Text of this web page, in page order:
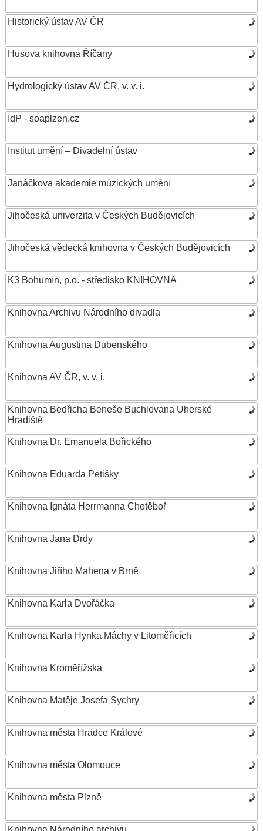
Historický ústav AV ČR
Husova knihovna Říčany
Hydrologický ústav AV ČR, v. v. i.
IdP - soaplzen.cz
Institut umění – Divadelní ústav
Janáčkova akademie múzických umění
Jihočeská univerzita v Českých Budějovicích
Jihočeská vědecká knihovna v Českých Budějovicích
K3 Bohumín, p.o. - středisko KNIHOVNA
Knihovna Archivu Národního divadla
Knihovna Augustina Dubenského
Knihovna AV ČR, v. v. i.
Knihovna Bedřicha Beneše Buchlovana Uherské
Hradiště
Knihovna Dr. Emanuela Bořického
Knihovna Eduarda Petišky
Knihovna Ignáta Herrmanna Chotěboř
Knihovna Jana Drdy
Knihovna Jiřího Mahena v Brně
Knihovna Karla Dvořáčka
Knihovna Karla Hynka Máchy v Litoměřicích
Knihovna Kroměřížska
Knihovna Matěje Josefa Sychry
Knihovna města Hradce Králové
Knihovna města Olomouce
Knihovna města Plzně